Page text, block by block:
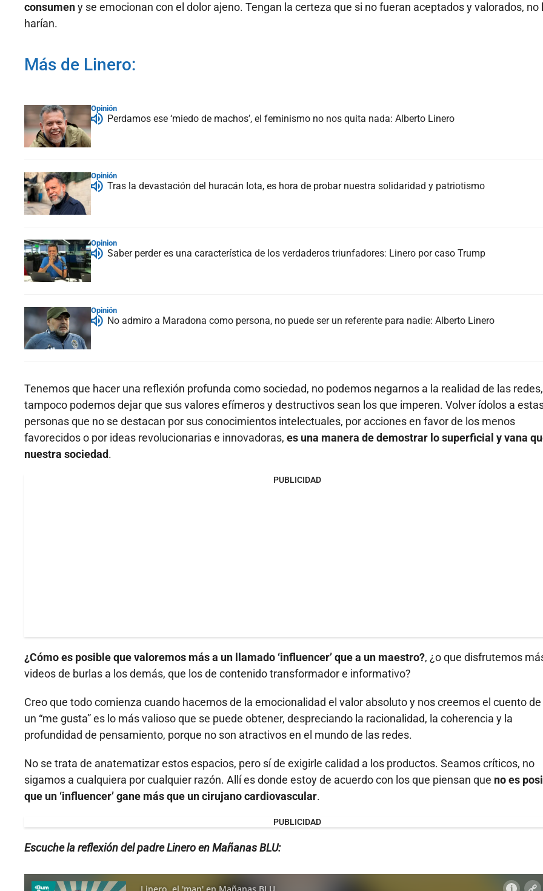
consumeny se emocionan con el dolor ajeno. Tengan la certeza que si no fueran aceptados y valorados, no
harían.
Más de Linero:
Opinión
Perdamos ese ‘miedo de machos’, el feminismo no nos quita nada: Alberto Linero
Opinión
Tras la devastación del huracán Iota, es hora de probar nuestra solidaridad y patriotismo
Opinion
Saber perder es una característica de los verdaderos triunfadores: Linero por caso Trump
Opinión
No admiro a Maradona como persona, no puede ser un referente para nadie: Alberto Linero
Tenemos que hacer una reflexión profunda como sociedad, no podemos negarnos a la realidad de las
tampoco podemos dejar que sus valores efímeros y destructivos sean los que imperen. Volver ídolos a
personas que no se destacan por sus conocimientos intelectuales, por acciones en favor de los menos
favorecidos o por ideas revolucionarias e innovadoras, es una manera de demostrar lo superficial y vana
nuestra sociedad.
PUBLICIDAD
¿Cómo es posible que valoremos más a un llamado ‘influencer’ que a un maestro?, ¿o que disfrutemos
videos de burlas a los demás, que los de contenido transformador e informativo?
Creo que todo comienza cuando hacemos de la emocionalidad el valor absoluto y nos creemos el cuento de
un “me gusta” es lo más valioso que se puede obtener, despreciando la racionalidad, la coherencia y la
profundidad de pensamiento, porque no son atractivos en el mundo de las redes.
No se trata de anatematizar estos espacios, pero sí de exigirle calidad a los productos. Seamos críticos, no
sigamos a cualquiera por cualquier razón. Allí es donde estoy de acuerdo con los que piensan que no es
que un ‘influencer’ gane más que un cirujano cardiovascular.
PUBLICIDAD
Escuche la reflexión del padre Linero en Mañanas BLU: